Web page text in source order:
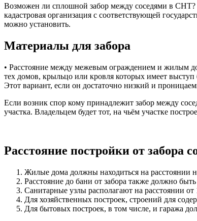
Возможен ли сплошной забор между соседями в СНТ?
кадастровая организация с соответствующей
можно установить.
Материалы для забора
• Расстояние между межевым ограждением и жилым
тех домов, крыльцо или кровля которых имеет выступ
Этот вариант, если он достаточно низкий и
Если возник спор кому принадлежит забор между
участка. Владельцем будет тот, на чьём участке
Расстояние постройки от забора
Жилые дома должны находиться на расстоянии
Расстояние до бани от забора также должно
Санитарные узлы располагают на расстоянии от
Для хозяйственных построек, строений для
Для бытовых построек, в том числе, и гаража